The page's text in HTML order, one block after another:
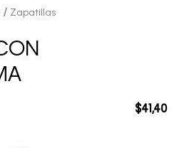
Zapatillas
$41 ,40